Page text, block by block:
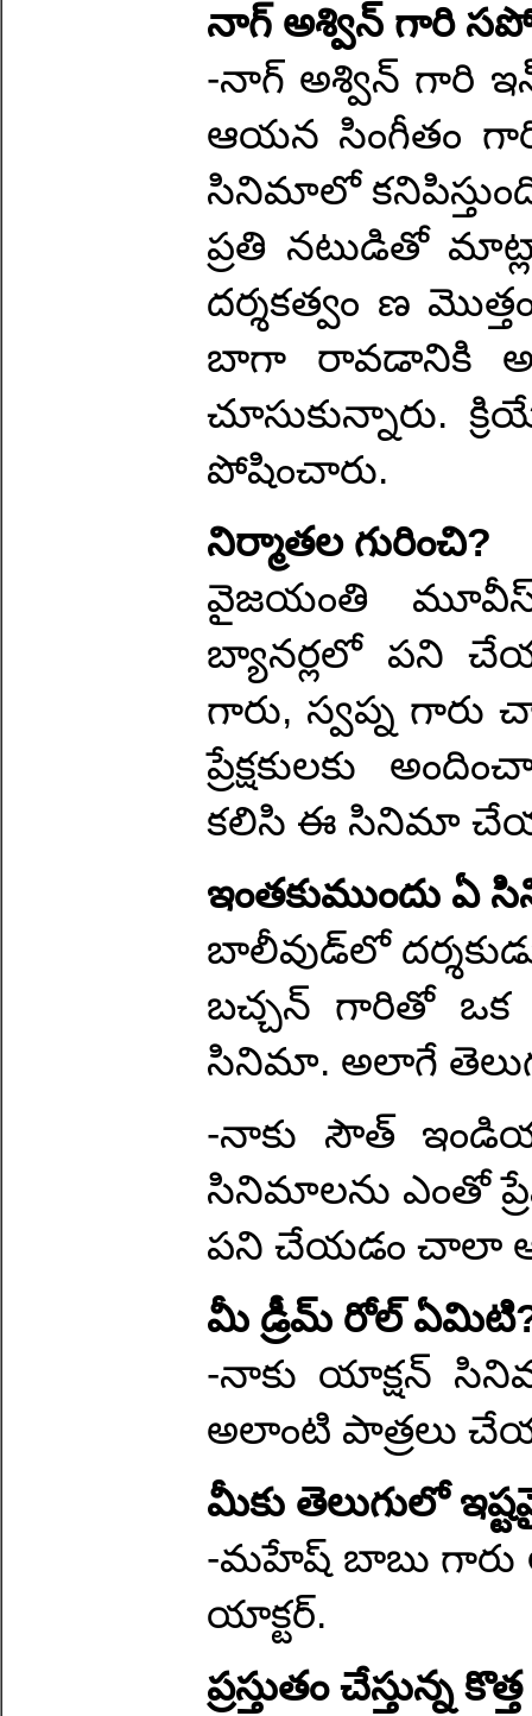
నాగ్ అశ్విన్ గారి
-నాగ్ అశ్విన్ గారి
ఆయన సింగీతం
సినిమాలో
ప్రతి నటుడితో
దర్శకత్వం ణ
బాగా రావడానికి
చూసుకున్నారు.
పోషించారు.
నిర్మాతల గురించి?
వైజయంతి
బ్యానర్లలో పని
గారు, స్వప్న గారు
ప్రేక్షకులకు
కలిసి ఈ సినిమా
ఇంతకుముందు ఏ
బాలీవుడ్‌లో
బచ్చన్ గారితో ఒక
సినిమా. అలాగే
-నాకు సౌత్ ఇండియా
సినిమాలను ఎంతో
పని చేయడం చాలా
మీ డ్రీమ్ రోల్
-నాకు యాక్షన్
అలాంటి పాత్రలు
మీకు తెలుగులో
-మహేష్ బాబు గారు
యాక్టర్.
ప్రస్తుతం చేస్తున్న